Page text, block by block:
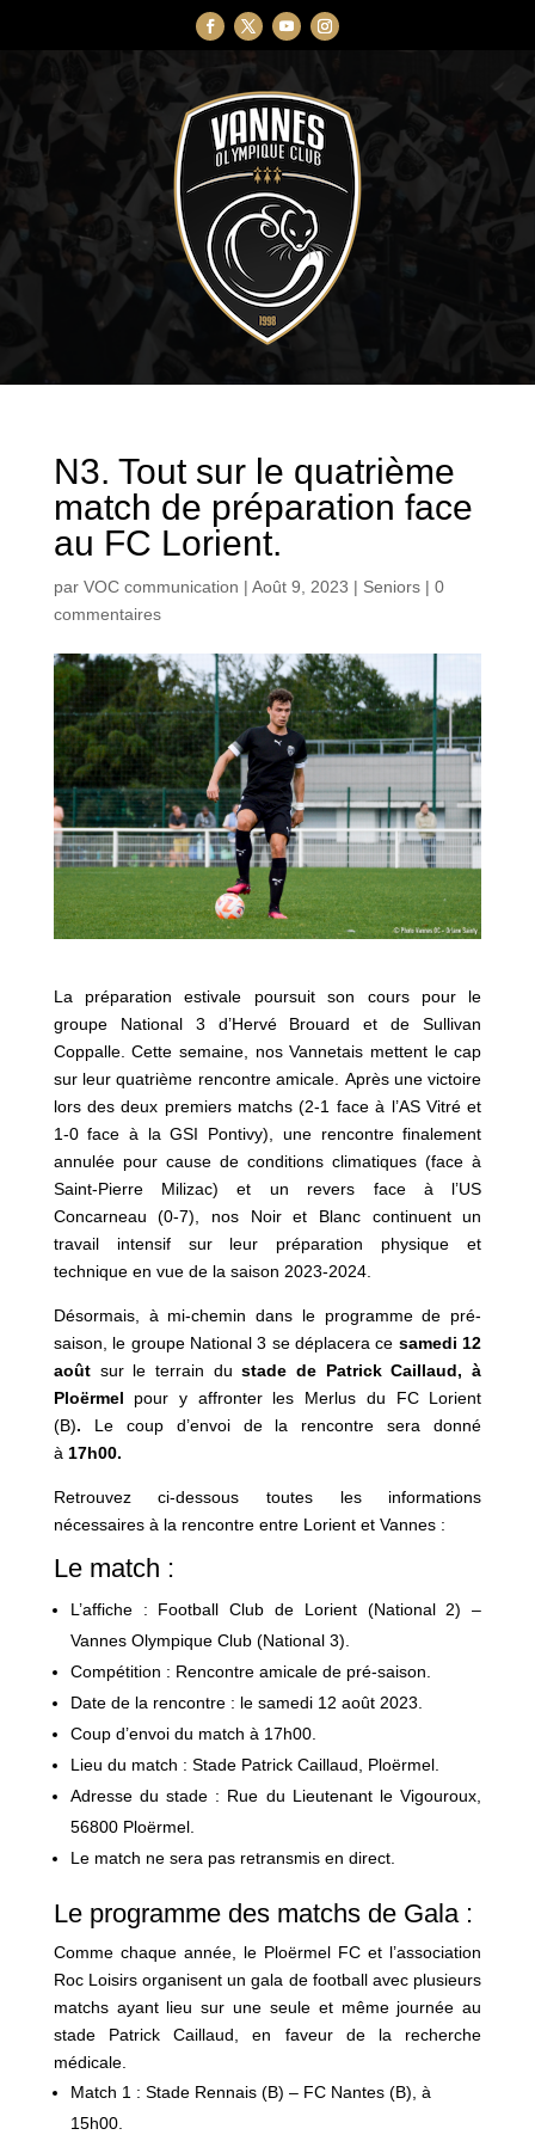
N3. Tout sur le quatrième
match de préparation face
au FC Lorient.
par VOC communication | Août 9, 2023 | Seniors| 0
commentaires
La préparation estivale poursuit son cours pour le
groupe National 3 d’Hervé Brouard et de Sullivan
Coppalle. Cette semaine, nos Vannetais mettent le cap
sur leur quatrième rencontre amicale. Après une victoire
lors des deux premiers matchs (2-1 face à l’AS Vitré et
1-0 face à la GSI Pontivy), une rencontre finalement
annulée pour cause de conditions climatiques (face à
Saint-Pierre Milizac) et un revers face à l’US
Concarneau (0-7), nos Noir et Blanc continuent un
travail intensif sur leur préparation physique et
technique en vue de la saison 2023-2024.
Désormais, à mi-chemin dans le programme de pré-
saison, le groupe National 3 se déplacera ce samedi 12
aoûtsur le terrain dustade de Patrick Caillaud, à
Ploërmel pour y affronter les Merlus du FC Lorient
(B). Le coup d’envoi de la rencontre sera donné
à 17h00.
Retrouvez ci-dessous toutes les informations
nécessaires à la rencontre entre Lorient et Vannes :
Le match :
L’affiche : Football Club de Lorient (National 2) –
Vannes Olympique Club (National 3).
Compétition : Rencontre amicale de pré-saison.
Date de la rencontre : le samedi 12 août 2023.
Coup d’envoi du match à 17h00.
Lieu du match : Stade Patrick Caillaud, Ploërmel.
Adresse du stade : Rue du Lieutenant le Vigouroux,
56800 Ploërmel.
Le match ne sera pas retransmis en direct.
Le programme des matchs de Gala :
Comme chaque année, le Ploërmel FC et l’association
Roc Loisirs organisent un gala de football avec plusieurs
matchs ayant lieu sur une seule et même journée au
stade Patrick Caillaud, en faveur de la recherche
médicale.
Match 1 : Stade Rennais (B) – FC Nantes (B), à
15h00.